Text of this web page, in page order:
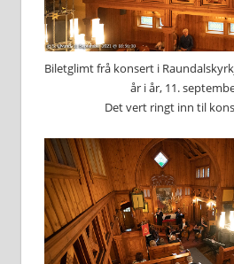
Biletglimt frå konsert i
år i år, 11.
Det vert ringt inn til